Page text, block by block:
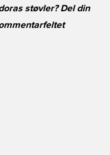
støvler? Del din